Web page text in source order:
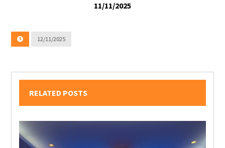
11/11/2025
12/11/2025
RELATED POSTS